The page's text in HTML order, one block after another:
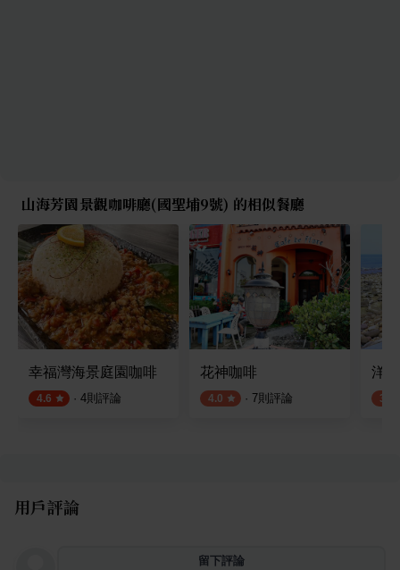
山海芳園景觀咖啡廳(國聖埔9號) 的相似餐廳
幸福灣海景庭園咖啡
4.6 · 4則評論
花神咖啡
4.0 · 7則評論
洋
3.9
用戶評論
留下評論